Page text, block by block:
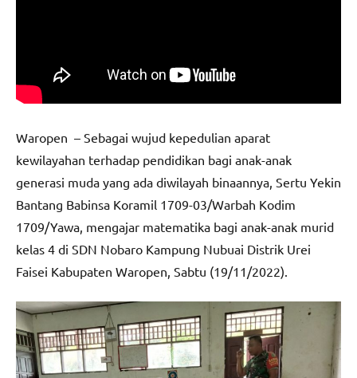
Waropen – Sebagai wujud kepedulian aparat
kewilayahan terhadap pendidikan bagi anak-anak
generasi muda yang ada diwilayah binaannya, Sertu Yekin
Bantang Babinsa Koramil 1709-03/Warbah Kodim
1709/Yawa, mengajar matematika bagi anak-anak murid
kelas 4 di SDN Nobaro Kampung Nubuai Distrik Urei
Faisei Kabupaten Waropen, Sabtu (19/11/2022).